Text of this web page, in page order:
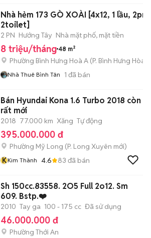
Nhà hẻm 173 GÒ XOÀI [4x12, 1 lầu, 2pn,
2toilet]
2 PN Hướng Tây Nhà mặt phố, mặt tiền
8 triệu/tháng 48 m²
Phường Bình Hưng Hoà A (P. Bình Hưng Hòa
Nhà Thuê Bình Tân 1 đã bán
Bán Hyundai Kona 1.6 Turbo 2018 còn
rất mới
2018 77.000 km Xăng Tự động
395.000.000 đ
Phường Mỹ Long (P. Long Xuyên mới)
KKim Thành 4.6 83 đã bán
Sh 150cc.83558. 2O5 Full 2o12. Sm
609. Bstp.❤️
2010 Tay ga 100 - 175 cc Đã sử dụng
46.000.000 đ
Phường Thới An